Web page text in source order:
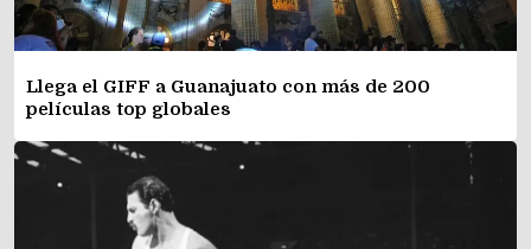
Llega el GIFF a Guanajuato con más de 200
películas top globales